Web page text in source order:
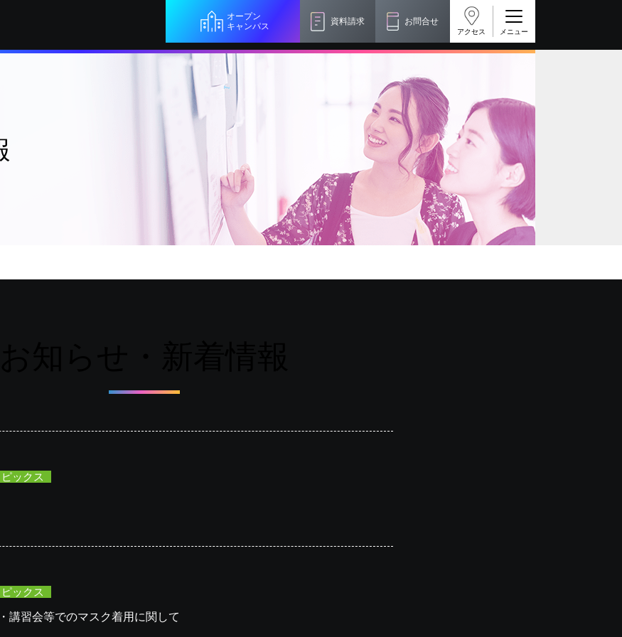
オープン
キャンパス
資料請求 お問合せ
アクセス
ックス
ックス
講習会等でのマスク着用に関して